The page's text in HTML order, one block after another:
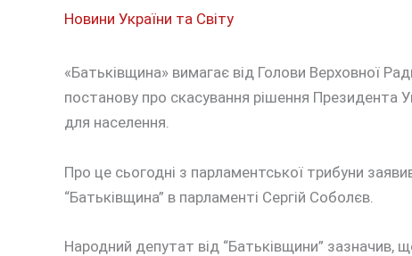
Новини України та Світу
«Батьківщина» вимагає від Голови Верховної
постанову про скасування рішення Президента
для населення.
Про це сьогодні з парламентської трибуни
“Батьківщина” в парламенті Сергій Соболєв.
Народний депутат від “Батьківщини” зазначив,